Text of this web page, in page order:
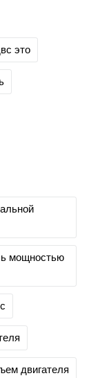
это
мощностью
двигателя